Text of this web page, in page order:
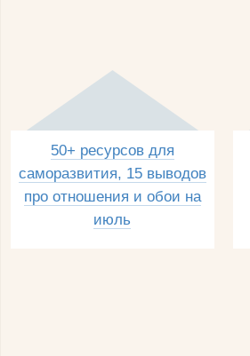
50+ ресурсов для
саморазвития, 15 выводов
про отношения и обои на
июль